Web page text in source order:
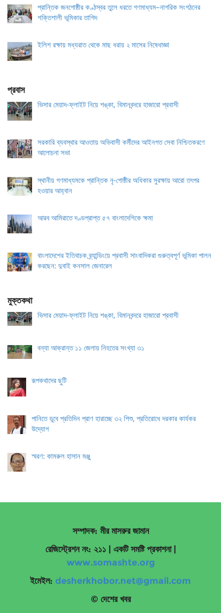
প্রান্তিক জনগোষ্ঠীর কণ্ঠস্বর তুলে ধরতে গণমাধ্যম–নাগরিক সংগঠনের
শক্তিশালী ভূমিকার তাগিদ
ইলিশ রক্ষায় মধ্যরাত থেকে মাছ ধরায় ২ মাসের নিষেধাজ্ঞা
প্রবাস
ভিসার মেয়াদ-ফ্লাইট নিয়ে শঙ্কা, বিমানবন্দরে হাজারো প্রবাসী
সরকারি ব্যবস্থার আওতায় অভিবাসী কর্মীদের আইনগত সেবা নিশ্চিতকরণে
আলোচনা সভা
স্থানীয় গণমাধ্যমকে প্রান্তিক নৃ-গোষ্ঠীর অধিকার সুরক্ষায় আরো তৎপর
হওয়ার আহ্বান
আরব আমিরাতে দণ্ডপ্রাপ্ত ৫৭ বাংলাদেশিকে ক্ষমা
বাংলাদেশের ইতিবাচক ব্র্যান্ডিংয়ে প্রবাসী সাংবাদিকরা গুরুত্বপূর্ণ ভূমিকা পালন
করছেন: দুবাই কনসাল জেনারেল
মুক্তকথা
ভিসার মেয়াদ-ফ্লাইট নিয়ে শঙ্কা, বিমানবন্দরে হাজারো প্রবাসী
বন্যা আক্রান্ত ১১ জেলায় নিহতের সংখ্যা ৩১
রূপকথাদের ছুটি
পানিতে ডুবে প্রতিদিন প্রাণ হারাচ্ছে ৩২ শিশু, প্রতিরোধে দরকার কার্যকর
উদ্যোগ
স্মরণ: কামরুল হাসান মঞ্জু
সম্পাদক: মীর মাসরুর জামান
রেজিস্ট্রেশন নং: ২১১ | একটি সমষ্টি প্রকাশনা
www.somashte.org
ইমেইল: desherkhobor.net@gmail.com
© দেশের খবর